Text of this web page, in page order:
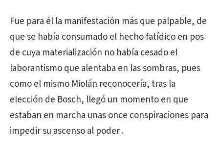
Fue para él la manifestación más que palpable, de
que se había consumado el hecho fatídico en pos
de cuya materialización no había cesado el
laborantismo que alentaba en las sombras, pues
como el mismo Miolán reconocería, tras la
elección de Bosch, llegó un momento en que
estaban en marcha unas once conspiraciones para
impedir su ascenso al poder .